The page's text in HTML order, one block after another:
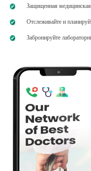
Защищенная
Отслеживайте и
Забронируйте